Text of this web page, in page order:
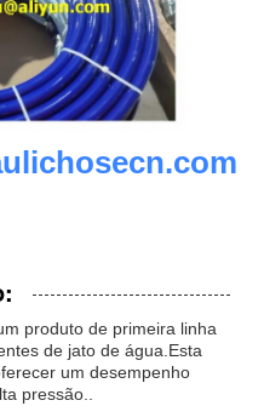
produto de primeira linha
de jato de água.Esta
um desempenho
pressão..